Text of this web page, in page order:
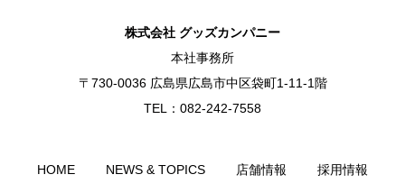
株式会社 グッズカンパニー
本社事務所
〒730-0036 広島県広島市中区袋町1-11-1階
TEL：082-242-7558
HOME NEWS & TOPICS 店舗情報 採用情報